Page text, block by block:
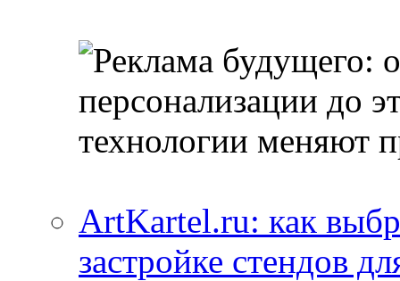
ArtKartel.ru: как
застройке стендов